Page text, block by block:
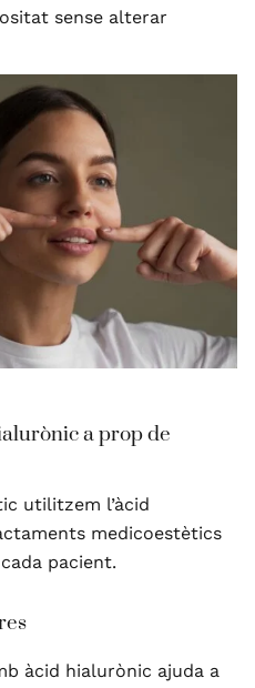
sense alterar
a prop de
utilitzem l’àcid
medicoestètics
pacient.
àcid hialurònic ajuda a